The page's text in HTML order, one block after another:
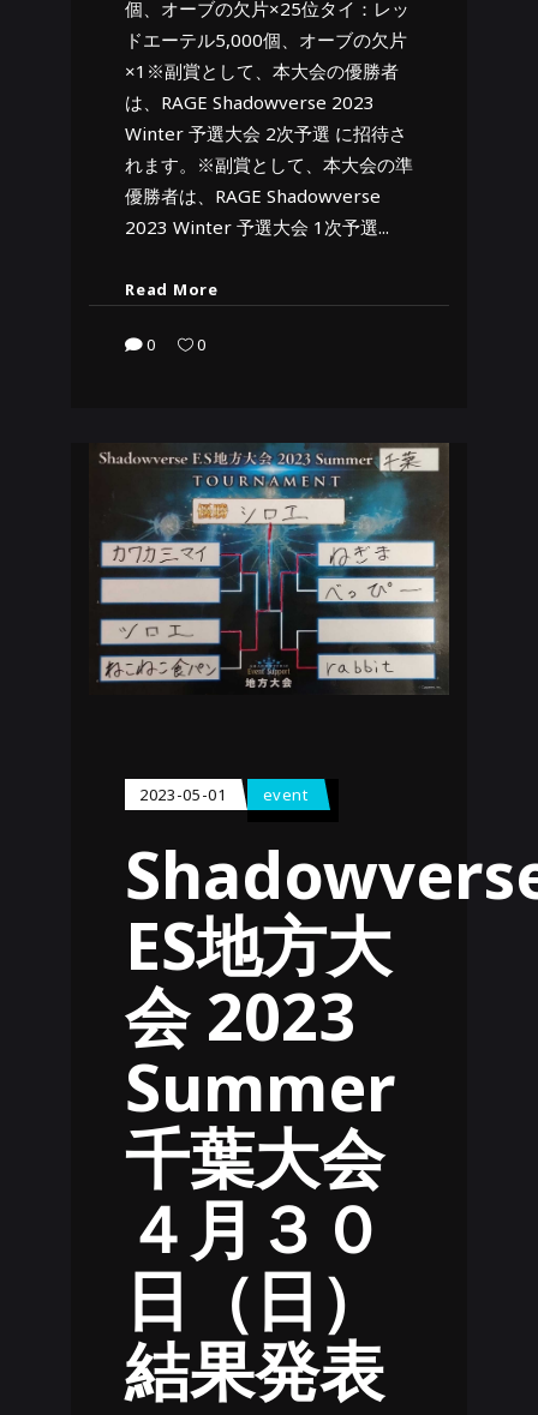
個、オーブの欠片×25位タイ：レッ
ドエーテル5,000個、オーブの欠片
×1※副賞として、本大会の優勝者
は、RAGE Shadowverse 2023
Winter 予選大会 2次予選 に招待さ
れます。※副賞として、本大会の準
優勝者は、RAGE Shadowverse
2023 Winter 予選大会 1次予選
Read More
0 0
2023-05-01 event
ES地方大
会 2023
Summer
千葉大会
４月３０
日（日）
結果発表